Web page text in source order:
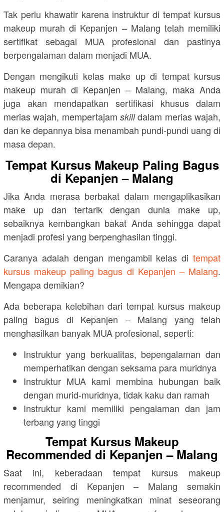
Tak perlu khawatir karena instruktur di tempat kursus
makeup murah di Kepanjen – Malang telah memiliki
sertifikat sebagai MUA profesional dan pastinya
berpengalaman dalam menjadi MUA.
Dengan mengikuti kelas make up di tempat kursus
makeup murah di Kepanjen – Malang, maka Anda
juga akan mendapatkan sertifikasi khusus dalam
merias wajah, mempertajam skilldalam merias wajah,
dan ke depannya bisa menambah pundi-pundi uang di
masa depan.
Tempat Kursus Makeup Paling Bagus
di Kepanjen – Malang
Jika Anda merasa berbakat dalam mengaplikasikan
make up dan tertarik dengan dunia make up,
sebaiknya kembangkan bakat Anda sehingga dapat
menjadi profesi yang berpenghasilan tinggi.
Caranya adalah dengan mengambil kelas di tempat
kursus makeup paling bagus di Kepanjen – Malang.
Mengapa demikian?
Ada beberapa kelebihan dari tempat kursus makeup
paling bagus di Kepanjen – Malang yang telah
menghasilkan banyak MUA profesional, seperti:
Instruktur yang berkualitas, bepengalaman dan
memperhatikan dengan seksama para muridnya
Instruktur MUA kami membina hubungan baik
dengan murid-muridnya, tidak kaku dan ramah
Instruktur kami memiliki pengalaman dan jam
terbang yang tinggi
Tempat Kursus Makeup
Recommended di Kepanjen – Malang
Saat ini, keberadaan tempat kursus makeup
recommended di Kepanjen – Malang semakin
menjamur, seiring meningkatkan minat seseorang